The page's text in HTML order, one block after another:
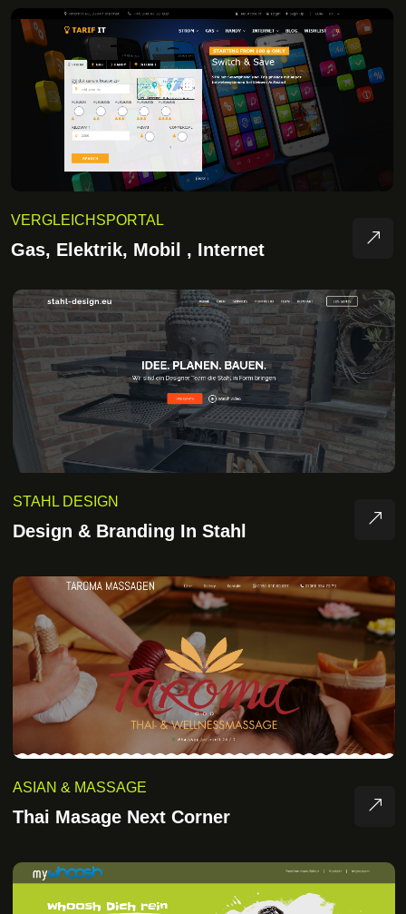
VERGLEICHSPORTAL
Gas, Elektrik, Mobil , Internet
STAHL DESIGN
Design & Branding In Stahl
ASIAN & MASSAGE
Thai Masage Next Corner